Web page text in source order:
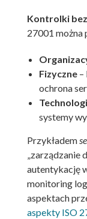
Kontrolki
27001 można
Fizyczne –
ochrona
systemy
Przykładem
„zarządzanie
autentykację
monitoring
aspektach
aspekty ISO